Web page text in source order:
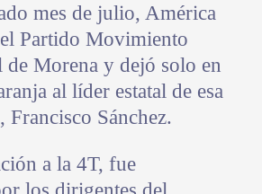
mes de julio, América
Partido Movimiento
de Morena y dejó solo en
al líder estatal de esa
Francisco Sánchez.
a la 4T, fue